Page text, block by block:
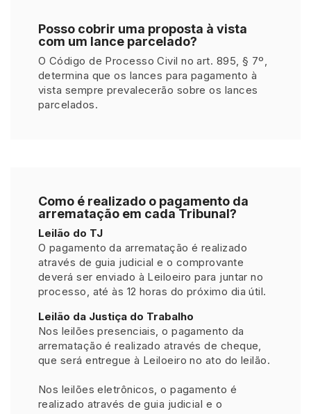
Posso cobrir uma proposta à vista
com um lance parcelado?
O Código de Processo Civil no art. 895, § 7º,
determina que os lances para pagamento à
vista sempre prevalecerão sobre os lances
parcelados.
Como é realizado o pagamento da
arrematação em cada Tribunal?
Leilão do TJ
O pagamento da arrematação é realizado
através de guia judicial e o comprovante
deverá ser enviado à Leiloeiro para juntar no
processo, até às 12 horas do próximo dia útil.
Leilão da Justiça do Trabalho
Nos leilões presenciais, o pagamento da
arrematação é realizado através de cheque,
que será entregue à Leiloeiro no ato do leilão.
Nos leilões eletrônicos, o pagamento é
realizado através de guia judicial e o